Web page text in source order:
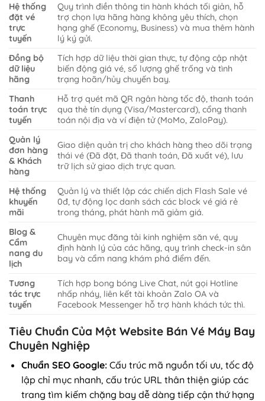
Hệ thống
đặt vé
trực
tuyến
Quy trình điền thông tin hành khách tối giản, hỗ
trợ chọn lựa hãng hàng không yêu thích, chọn
hạng ghế (Economy, Business) và mua thêm hành
lý ký gửi.
Đồng bộ
dữ liệu
hãng
Tích hợp dữ liệu thời gian thực, tự động cập nhật
biến động giá vé, số lượng ghế trống và tình
trạng hoãn/hủy chuyến bay.
Thanh
toán trực
tuyến
Hỗ trợ quét mã QR ngân hàng tốc độ, thanh toán
qua thẻ tín dụng (Visa/Mastercard), cổng thanh
toán nội địa và ví điện tử (MoMo, ZaloPay).
Quản lý
đơn hàng
& Khách
hàng
Giao diện quản trị cho khách hàng theo dõi trạng
thái vé (Đã đặt, Đã thanh toán, Đã xuất vé), lưu
trữ lịch sử giao dịch trực quan.
Hệ thống
khuyến
mãi
Quản lý và thiết lập các chiến dịch Flash Sale vé
0đ, tự động lọc danh sách các block vé giá rẻ
trong tháng, phát hành mã giảm giá.
Blog &
Cẩm
nang du
lịch
Chuyên mục đăng tải kinh nghiệm săn vé, quy
định hành lý của các hãng, quy trình check-in sân
bay và cẩm nang khám phá điểm đến.
Tương
tác trực
tuyến
Tích hợp bong bóng Live Chat, nút gọi Hotline
nhấp nháy, liên kết tài khoản Zalo OA và
Facebook Messenger hỗ trợ hành khách tức thì.
Tiêu Chuẩn Của Một Website Bán Vé Máy Bay
Chuyên Nghiệp
Chuẩn SEO Google:Cấu trúc mã nguồn tối ưu, tốc độ
lập chỉ mục nhanh, cấu trúc URL thân thiện giúp các
trang tìm kiếm chặng bay dễ dàng tiếp cận thứ hạng